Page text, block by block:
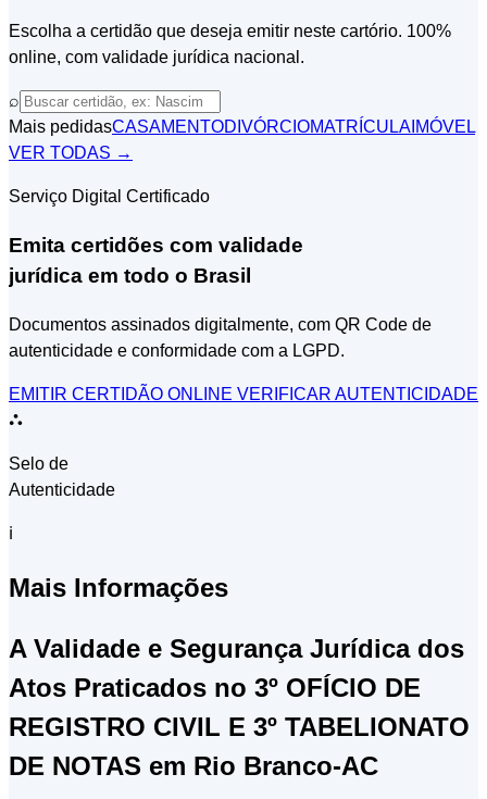
Escolha a certidão que deseja emitir neste cartório. 100%
online, com validade jurídica nacional.
⌕
Mais pedidasCASAMENTODIVÓRCIOMATRÍCULA IMÓVEL
VER TODAS →
Serviço Digital Certificado
Emita certidões com validade
jurídica em todo o Brasil
Documentos assinados digitalmente, com QR Code de
autenticidade e conformidade com a LGPD.
EMITIR CERTIDÃO ONLINE VERIFICAR AUTENTICIDADE
⛬
Selo de
Autenticidade
ℹ
Mais Informações
A Validade e Segurança Jurídica dos
Atos Praticados no 3º OFÍCIO DE
REGISTRO CIVIL E 3º TABELIONATO
DE NOTAS em Rio Branco-AC